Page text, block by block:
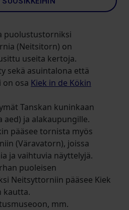
puolustustorniksi
(Neitsitorn) on
useita kertoja.
sekä asuintalona että
on osa Kiek in de Kökin
Tanskan kuninkaan
aed) ja alakaupungille.
pääsee tornista myös
(Väravatorn), joissa
ja vaihtuvia näyttelyjä.
puoleisen
Neitsyttorniin pääsee Kiek
kautta.
mm.